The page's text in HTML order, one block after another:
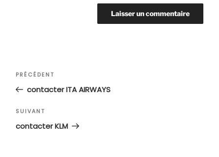
Navigation
l’article
Article
précédent
PRÉCÉDENT
contacter ITA AIRWAYS
Article
suivant
SUIVANT
contacter KLM